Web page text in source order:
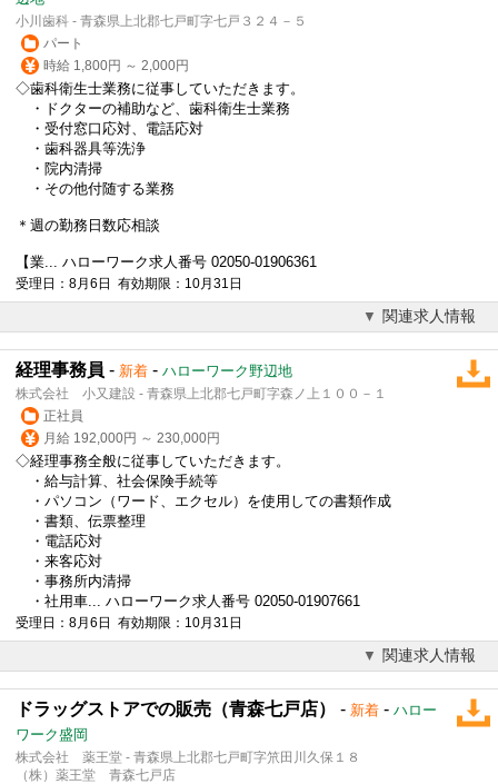
小川歯科 - 青森県上北郡七戸町字七戸３２４－５
パート
時給 1,800円 ～ 2,000円
◇歯科衛生士業務に従事していただきます。
・ドクターの補助など、歯科衛生士業務
・受付窓口応対、電話応対
・歯科器具等洗浄
・院内清掃
・その他付随する業務
＊週の勤務日数応相談
【業... ハローワーク求人番号 02050-01906361
受理日：8月6日 有効期限：10月31日
関連求人情報
経理事務員 - 新着 - ハローワーク野辺地
株式会社 小又建設 - 青森県上北郡七戸町字森ノ上１００－１
正社員
月給 192,000円 ～ 230,000円
◇経理事務全般に従事していただきます。
・給与計算、社会保険手続等
・パソコン（ワード、エクセル）を使用しての書類作成
・書類、伝票整理
・電話応対
・来客応対
・事務所内清掃
・社用車... ハローワーク求人番号 02050-01907661
受理日：8月6日 有効期限：10月31日
関連求人情報
ドラッグストアでの販売（青森七戸店） - 新着 - ハロー
ワーク盛岡
株式会社 薬王堂 - 青森県上北郡七戸町字笊田川久保１８
（株）薬王堂 青森七戸店